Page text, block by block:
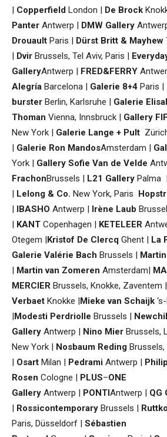
| Copperfield London | De Brock
Panter Antwerp | DMW Gallery
Drouault Paris | Dürst Britt & Mayhew
| Dvir Brussels, Tel Aviv, Paris |
GalleryAntwerp | FRED&FERRY
Alegría Barcelona | Galerie 8+4 Paris |
burster Berlin, Karlsruhe | Galerie
Thoman Vienna, Innsbruck | Gallery
New York | Galerie Lange + Pult
| Galerie Ron MandosAmsterdam |
York | Gallery Sofie Van de Velde
FrachonBrussels | L21 Gallery Palma |
| Lelong & Co. New York, Paris
| IBASHO Antwerp | Irène Laub
| KANT Copenhagen | KETELEER
Otegem |Kristof De Clercq Ghent | La
Galerie Valérie Bach Brussels |
| Martin van Zomeren Amsterdam|
MERCIER Brussels, Knokke, Zaventem |
Verbaet Knokke |Mieke van Schaijk
|Modesti Perdriolle Brussels |
Gallery Antwerp | Nino Mier Brussels,
New York | Nosbaum Reding
| Osart Milan | Pedrami Antwerp |
Rosen Cologne | PLUS–ONE
Gallery Antwerp | PONTIAntwerp | QG
| Rossicontemporary Brussels |
Paris, Düsseldorf | Sébastien